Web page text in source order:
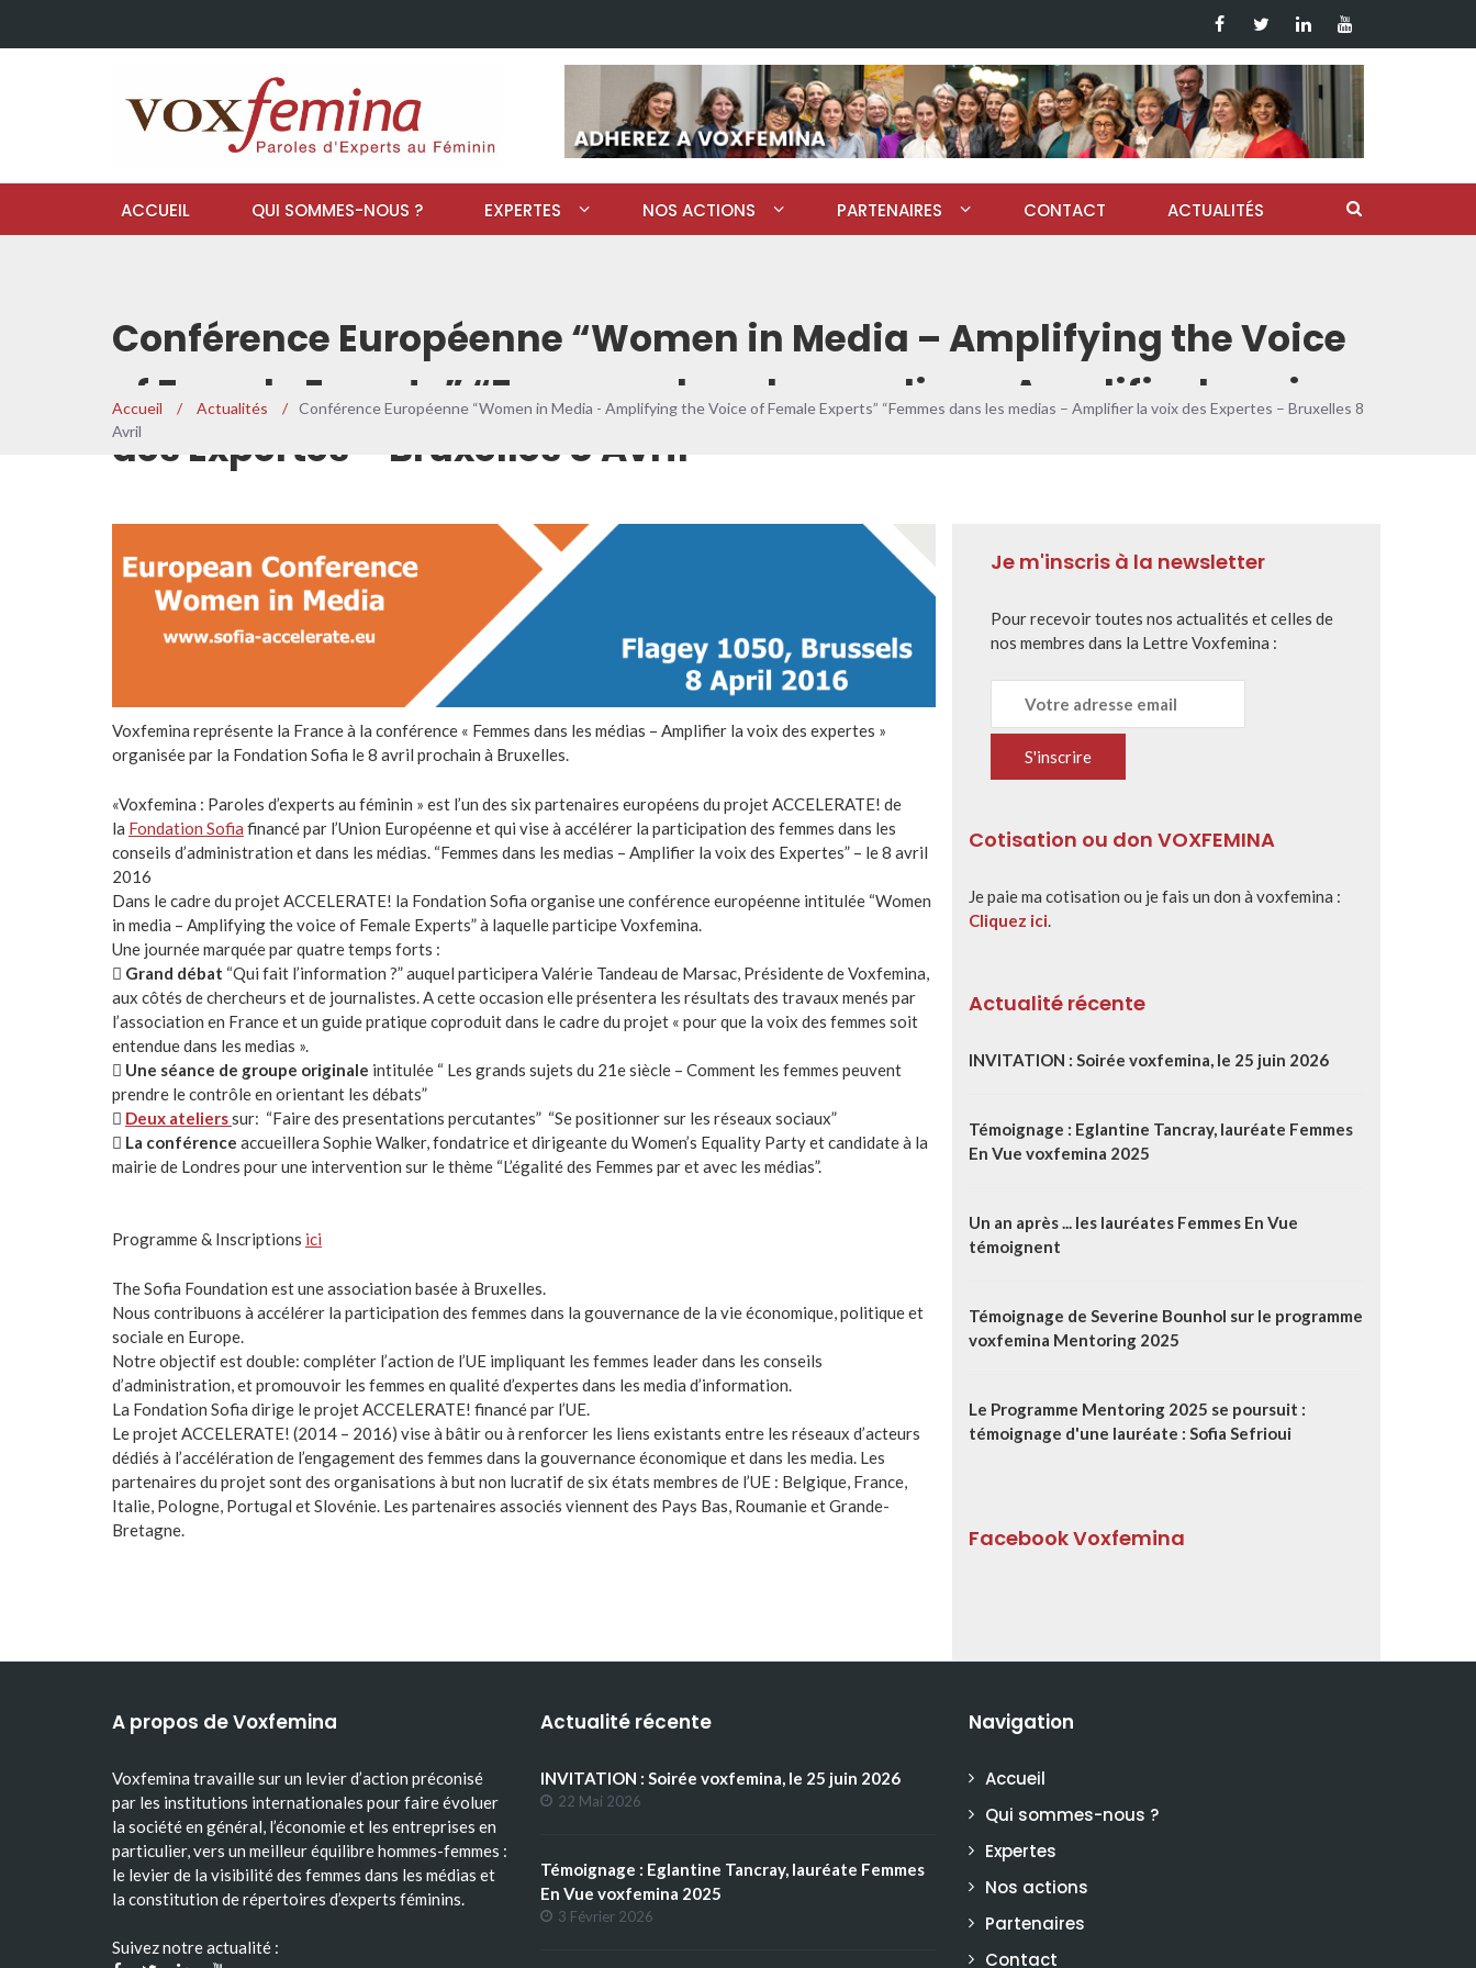
ACCUEIL QUI SOMMES-NOUS ? EXPERTES NOS ACTIONS PARTENAIRES CONTACT ACTUALITÉS
Conférence Européenne “Women in Media – Amplifying the Voice
of Female Experts” “Femmes dans les medias – Amplifier la voix
des Expertes – Bruxelles 8 Avril
Accueil / Actualités / Conférence Européenne “Women in Media - Amplifying the Voice of Female Experts” “Femmes dans les medias – Amplifier la voix des Expertes – Bruxelles 8
Avril
Voxfemina représente la France à la conférence « Femmes dans les médias – Amplifier la voix des expertes »
organisée par la Fondation Sofia le 8 avril prochain à Bruxelles.
«Voxfemina : Paroles d’experts au féminin » est l’un des six partenaires européens du projet ACCELERATE! de
la Fondation Sofia financé par l’Union Européenne et qui vise à accélérer la participation des femmes dans les
conseils d’administration et dans les médias. “Femmes dans les medias – Amplifier la voix des Expertes” – le 8 avril
2016
Dans le cadre du projet ACCELERATE! la Fondation Sofia organise une conférence européenne intitulée “Women
in media – Amplifying the voice of Female Experts” à laquelle participe Voxfemina.
Une journée marquée par quatre temps forts :
 Grand débat “Qui fait l’information ?” auquel participera Valérie Tandeau de Marsac, Présidente de Voxfemina,
aux côtés de chercheurs et de journalistes. A cette occasion elle présentera les résultats des travaux menés par
l’association en France et un guide pratique coproduit dans le cadre du projet « pour que la voix des femmes soit
entendue dans les medias ».
 Une séance de groupe originale intitulée “ Les grands sujets du 21e siècle – Comment les femmes peuvent
prendre le contrôle en orientant les débats”
 Deux atelierssur: “Faire des presentations percutantes” “Se positionner sur les réseaux sociaux”
 La conférence accueillera Sophie Walker, fondatrice et dirigeante du Women’s Equality Party et candidate à la
mairie de Londres pour une intervention sur le thème “L’égalité des Femmes par et avec les médias”.
Programme & Inscriptions ici
The Sofia Foundation est une association basée à Bruxelles.
Nous contribuons à accélérer la participation des femmes dans la gouvernance de la vie économique, politique et
sociale en Europe.
Notre objectif est double: compléter l’action de l’UE impliquant les femmes leader dans les conseils
d’administration, et promouvoir les femmes en qualité d’expertes dans les media d’information.
La Fondation Sofia dirige le projet ACCELERATE! financé par l’UE.
Le projet ACCELERATE! (2014 – 2016) vise à bâtir ou à renforcer les liens existants entre les réseaux d’acteurs
dédiés à l’accélération de l’engagement des femmes dans la gouvernance économique et dans les media. Les
partenaires du projet sont des organisations à but non lucratif de six états membres de l’UE : Belgique, France,
Italie, Pologne, Portugal et Slovénie. Les partenaires associés viennent des Pays Bas, Roumanie et Grande-
Bretagne.
Je m'inscris à la newsletter
Pour recevoir toutes nos actualités et celles de
nos membres dans la Lettre Voxfemina :
Cotisation ou don VOXFEMINA
Je paie ma cotisation ou je fais un don à voxfemina :
Cliquez ici.
Actualité récente
INVITATION : Soirée voxfemina, le 25 juin 2026
Témoignage : Eglantine Tancray, lauréate Femmes
En Vue voxfemina 2025
Un an après ... les lauréates Femmes En Vue
témoignent
Témoignage de Severine Bounhol sur le programme
voxfemina Mentoring 2025
Le Programme Mentoring 2025 se poursuit :
témoignage d'une lauréate : Sofia Sefrioui
Facebook Voxfemina
A propos de Voxfemina
Voxfemina travaille sur un levier d’action préconisé
par les institutions internationales pour faire évoluer
la société en général, l’économie et les entreprises en
particulier, vers un meilleur équilibre hommes-femmes :
le levier de la visibilité des femmes dans les médias et
la constitution de répertoires d’experts féminins.
Suivez notre actualité :
Actualité récente
INVITATION : Soirée voxfemina, le 25 juin 2026
22 Mai 2026
Témoignage : Eglantine Tancray, lauréate Femmes
En Vue voxfemina 2025
3 Février 2026
Navigation
Accueil
Qui sommes-nous ?
Expertes
Nos actions
Partenaires
Contact